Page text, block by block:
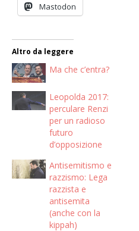
Mastodon
Altro da leggere
Ma che c’entra?
Leopolda 2017:
perculare Renzi
per un radioso
futuro
d’opposizione
Antisemitismo e
razzismo: Lega
razzista e
antisemita
(anche con la
kippah)